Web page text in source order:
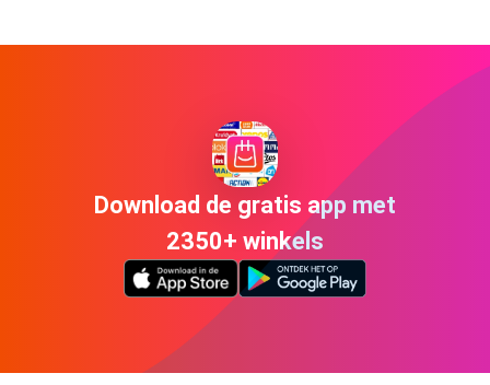
Download de gratis app met
2350+ winkels